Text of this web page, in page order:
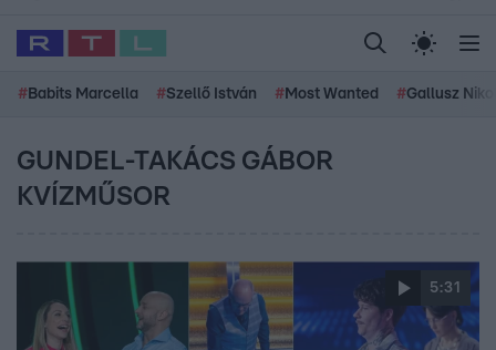
# Babits Marcella #Szellő István # Most Wanted #Gallusz
GUNDEL-TAKÁCS GÁBOR
KVÍZMŰSOR
5:31